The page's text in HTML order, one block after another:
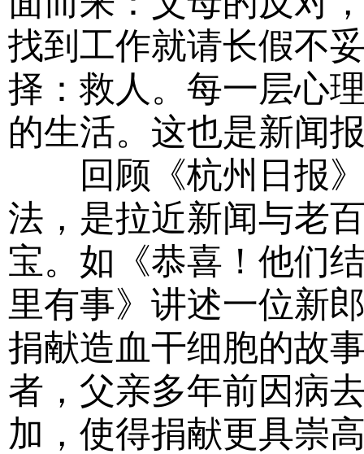
找到工作就请长假不
择：救人。每一层心
的生活。这也是新闻
回顾《杭州日报》
法，是拉近新闻与老
宝。如《恭喜！他们
里有事》讲述一位新
捐献造血干细胞的故
者，父亲多年前因病
加，使得捐献更具崇